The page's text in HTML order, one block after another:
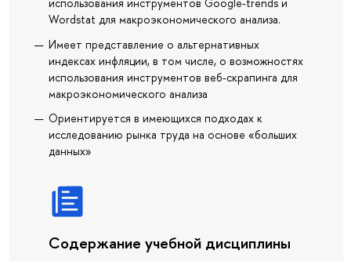
использования инструментов Google-trends и
Wordstat для макроэкономического анализа.
Имеет представление о альтернативных
индексах инфляции, в том числе, о возможностях
использования инструментов веб-скрапинга для
макроэкономического анализа
Ориентируется в имеющихся подходах к
исследованию рынка труда на основе «больших
данных»
Содержание учебной дисциплины